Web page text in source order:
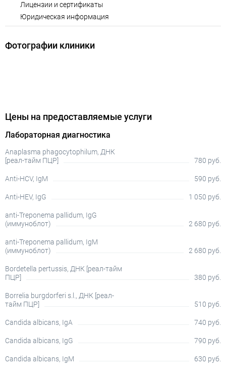
Лицензии и сертификаты
Юридическая информация
Фотографии клиники
Цены на предоставляемые услуги
Лабораторная диагностика
Anaplasma phagocytophilum, ДНК
[реал-тайм ПЦР]
780 руб.
Anti-HCV, IgM 590 руб.
Anti-HEV, IgG 1 050 руб.
anti-Treponema pallidum, IgG
(иммуноблот)
2 680 руб.
anti-Treponema pallidum, IgM
(иммуноблот)
2 680 руб.
Bordetella pertussis, ДНК [реал-тайм
ПЦР]
380 руб.
Borrelia burgdorferi s.l., ДНК [реал-
тайм ПЦР]
510 руб.
Candida albicans, IgA 740 руб.
Candida albicans, IgG 790 руб.
Candida albicans, IgM 630 руб.